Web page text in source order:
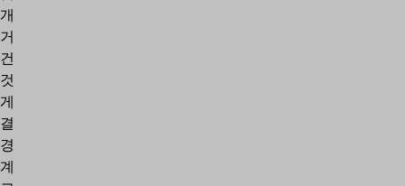
개
거
건
것
게
결
경
계